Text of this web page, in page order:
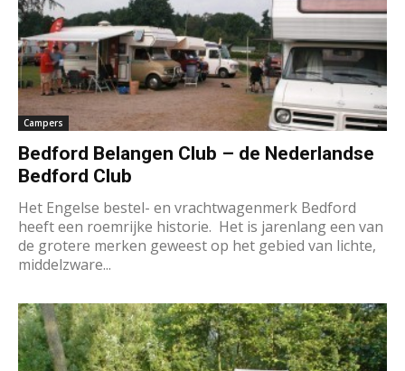
Campers
Bedford Belangen Club – de Nederlandse
Bedford Club
Het Engelse bestel- en vrachtwagenmerk Bedford
heeft een roemrijke historie. Het is jarenlang een van
de grotere merken geweest op het gebied van lichte,
middelzware...